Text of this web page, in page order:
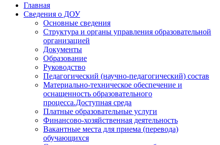
Главная
Сведения о ДОУ
Основные сведения
Структура и органы управления образовательной
организацией
Документы
Образование
Руководство
Педагогический (научно-педагогический) состав
Материально-техническое обеспечение и
оснащенность образовательного
процесса.Доступная среда
Платные образовательные услуги
Финансово-хозяйственная деятельность
Вакантные места для приема (перевода)
обучающихся